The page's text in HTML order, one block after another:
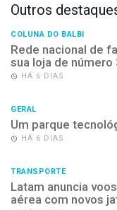
Outros
COLUNA DO BALBI
Rede nacional de
sua loja de número
HÁ 6 DIAS
GERAL
Um parque
HÁ 6 DIAS
TRANSPORTE
Latam anuncia
aérea com novos